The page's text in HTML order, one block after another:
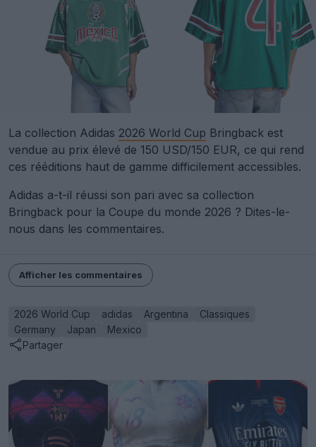
La collection Adidas 2026 World Cup Bringback est
vendue au prix élevé de 150 USD/150 EUR, ce qui rend
ces rééditions haut de gamme difficilement accessibles.
Adidas a-t-il réussi son pari avec sa collection
Bringback pour la Coupe du monde 2026 ? Dites-le-
nous dans les commentaires.
Afficher les commentaires
2026 World Cup adidas Argentina
Classiques
Germany
Japan
Mexico
Partager